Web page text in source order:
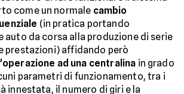
come un normale cambio
(in pratica portando
auto da corsa alla produzione di serie
prestazioni) affidando però
ad una centralina in grado
parametri di funzionamento, tra i
innestata, il numero di giri e la